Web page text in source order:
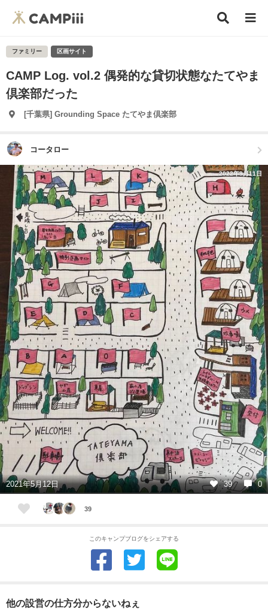
ファミリー 区画サイト
CAMP Log. vol.2 偶発的な貸切状態なたてやま
倶楽部だった
[千葉県] Grounding Space たてやま倶楽部
コータロー
2022年9月11日
2021年5月12日 39 0
39
このキャンプブログをシェアする
他の設営の仕方分からないねぇ